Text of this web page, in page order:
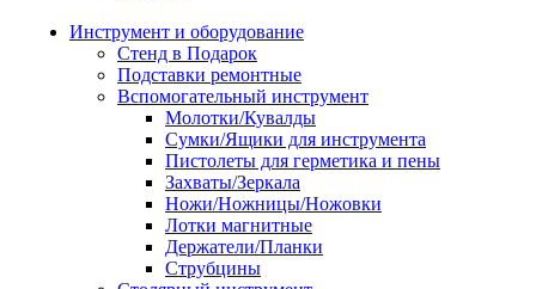
Инструмент и оборудование
Стенд в Подарок
Подставки ремонтные
Вспомогательный инструмент
Молотки/Кувалды
Сумки/Ящики для инструмента
Пистолеты для герметика и пены
Захваты/Зеркала
Ножи/Ножницы/Ножовки
Лотки магнитные
Держатели/Планки
Струбцины